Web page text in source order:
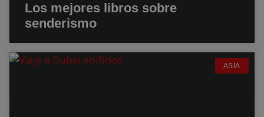
Los mejores libros sobre
senderismo
ASIA